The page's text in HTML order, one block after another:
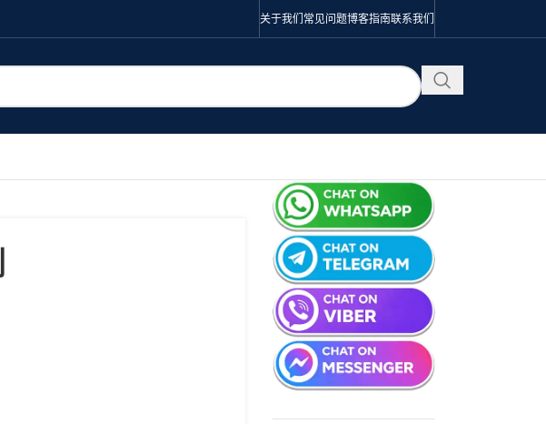
关于我们 常见问题博客指南联系我们